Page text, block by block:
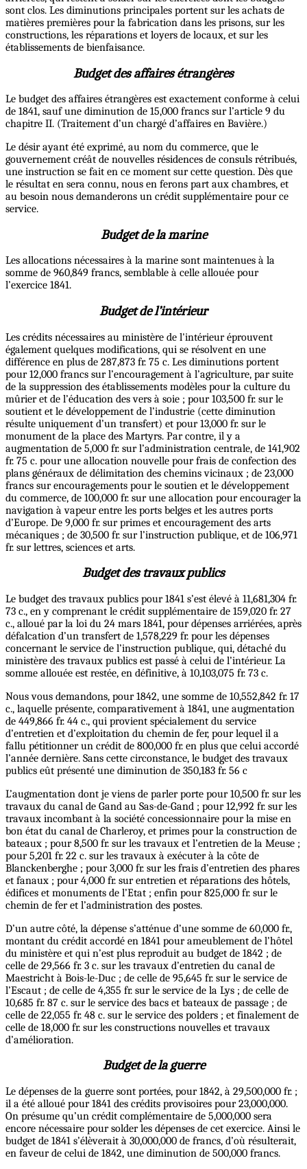
sont clos. Les diminutions principales portent sur les achats de
matières premières pour la fabrication dans les prisons, sur les
constructions, les réparations et loyers de locaux, et sur les
établissements de bienfaisance.
Budget des affaires étrangères
Le budget des affaires étrangères est exactement conforme à celui
de 1841, sauf une diminution de 15,000 francs sur l’article 9 du
chapitre II. (Traitement d’un chargé d’affaires en Bavière.)
Le désir ayant été exprimé, au nom du commerce, que le
gouvernement créât de nouvelles résidences de consuls rétribués,
une instruction se fait en ce moment sur cette question. Dès que
le résultat en sera connu, nous en ferons part aux chambres, et
au besoin nous demanderons un crédit supplémentaire pour ce
service.
Budget de la marine
Les allocations nécessaires à la marine sont maintenues à la
somme de 960,849 francs, semblable à celle allouée pour
l’exercice 1841.
Budget de l’intérieur
Les crédits nécessaires au ministère de l'intérieur éprouvent
également quelques modifications, qui se résolvent en une
différence en plus de 287,873 fr. 75 c. Les diminutions portent
pour 12,000 francs sur l’encouragement à l’agriculture, par suite
de la suppression des établissements modèles pour la culture du
mûrier et de l’éducation des vers à soie ; pour 103,500 fr. sur le
soutient et le développement de l’industrie (cette diminution
résulte uniquement d’un transfert) et pour 13,000 fr. sur le
monument de la place des Martyrs. Par contre, il y a
augmentation de 5,000 fr. sur l’administration centrale, de 141,902
fr. 75 c. pour une allocation nouvelle pour frais de confection des
plans généraux de délimitation des chemins vicinaux ; de 23,000
francs sur encouragements pour le soutien et le développement
du commerce, de 100,000 fr. sur une allocation pour encourager la
navigation à vapeur entre les ports belges et les autres ports
d’Europe. De 9,000 fr. sur primes et encouragement des arts
mécaniques ; de 30,500 fr. sur l’instruction publique, et de 106,971
fr. sur lettres, sciences et arts.
Budget des travaux publics
Le budget des travaux publics pour 1841 s’est élevé à 11,681,304 fr.
73 c., en y comprenant le crédit supplémentaire de 159,020 fr. 27
c., alloué par la loi du 24 mars 1841, pour dépenses arriérées, après
défalcation d’un transfert de 1,578,229 fr. pour les dépenses
concernant le service de l’instruction publique, qui, détaché du
ministère des travaux publics est passé à celui de l’intérieur. La
somme allouée est restée, en définitive, à 10,103,075 fr. 73 c.
Nous vous demandons, pour 1842, une somme de 10,552,842 fr. 17
c., laquelle présente, comparativement à 1841, une augmentation
de 449,866 fr. 44 c., qui provient spécialement du service
d’entretien et d’exploitation du chemin de fer, pour lequel il a
fallu pétitionner un crédit de 800,000 fr. en plus que celui accordé
l’année dernière. Sans cette circonstance, le budget des travaux
publics eût présenté une diminution de 350,183 fr. 56 c
L’augmentation dont je viens de parler porte pour 10,500 fr. sur les
travaux du canal de Gand au Sas-de-Gand ; pour 12,992 fr. sur les
travaux incombant à la société concessionnaire pour la mise en
bon état du canal de Charleroy, et primes pour la construction de
bateaux ; pour 8,500 fr. sur les travaux et l’entretien de la Meuse ;
pour 5,201 fr. 22 c. sur les travaux à exécuter à la côte de
Blanckenberghe ; pour 3,000 fr. sur les frais d’entretien des phares
et fanaux ; pour 4,000 fr. sur entretien et réparations des hôtels,
édifices et monuments de l’Etat ; enfin pour 825,000 fr. sur le
chemin de fer et l’administration des postes.
D’un autre côté, la dépense s’atténue d’une somme de 60,000 fr.,
montant du crédit accordé en 1841 pour ameublement de l’hôtel
du ministère et qui n’est plus reproduit au budget de 1842 ; de
celle de 29,566 fr. 3 c. sur les travaux d’entretien du canal de
Maestricht à Bois-le-Duc ; de celle de 95,645 fr. sur le service de
l’Escaut ; de celle de 4,355 fr. sur le service de la Lys ; de celle de
10,685 fr. 87 c. sur le service des bacs et bateaux de passage ; de
celle de 22,055 fr. 48 c. sur le service des polders ; et finalement de
celle de 18,000 fr. sur les constructions nouvelles et travaux
d’amélioration.
Budget de la guerre
Le dépenses de la guerre sont portées, pour 1842, à 29,500,000 fr. ;
il a été alloué pour 1841 des crédits provisoires pour 23,000,000.
On présume qu’un crédit complémentaire de 5,000,000 sera
encore nécessaire pour solder les dépenses de cet exercice. Ainsi le
budget de 1841 s’élèverait à 30,000,000 de francs, d’où résulterait,
en faveur de celui de 1842, une diminution de 500,000 francs.